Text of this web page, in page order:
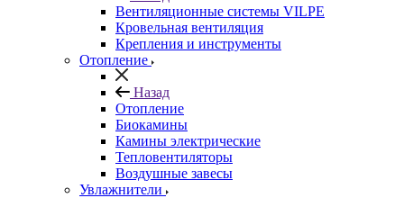
Вентиляционные системы VILPE
Кровельная вентиляция
Крепления и инструменты
Отопление
Назад
Отопление
Биокамины
Камины электрические
Тепловентиляторы
Воздушные завесы
Увлажнители